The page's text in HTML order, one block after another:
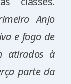
Anjo
e fogo de
atirados à
parte da